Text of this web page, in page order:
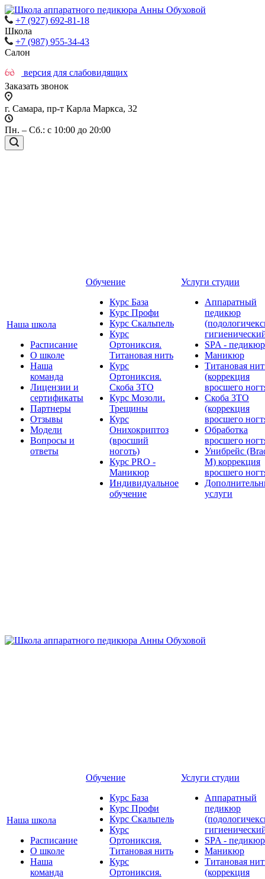
+7 (927) 692-81-18
Школа
+7 (987) 955-34-43
Салон
версия для слабовидящих
Заказать звонок
г. Самара, пр-т Карла Маркса, 32
Пн. – Сб.: с 10:00 до 20:00
Наша школа
Расписание
О школе
Наша
команда
Лицензии и
сертификаты
Партнеры
Отзывы
Модели
Вопросы и
ответы
Обучение
Курс База
Курс Профи
Курс Скальпель
Курс
Ортониксия.
Титановая нить
Курс
Ортониксия.
Скоба 3ТО
Курс Мозоли.
Трещины
Курс
Онихокриптоз
(вросший
ноготь)
Курс PRO -
Маникюр
Индивидуальное
обучение
Услуги студии
Аппаратный
педикюр
SPA - педикюр
Маникюр
Титановая
(коррекция
вросшего
Скоба 3ТО
(коррекция
вросшего
Обработка
вросшего
Унибрейс
M) коррекция
вросшего
услуги
Наша школа
Расписание
О школе
Наша
команда
Обучение
Курс База
Курс Профи
Курс Скальпель
Курс
Ортониксия.
Титановая нить
Курс
Ортониксия.
Услуги студии
Аппаратный
педикюр
SPA - педикюр
Маникюр
Титановая
(коррекция